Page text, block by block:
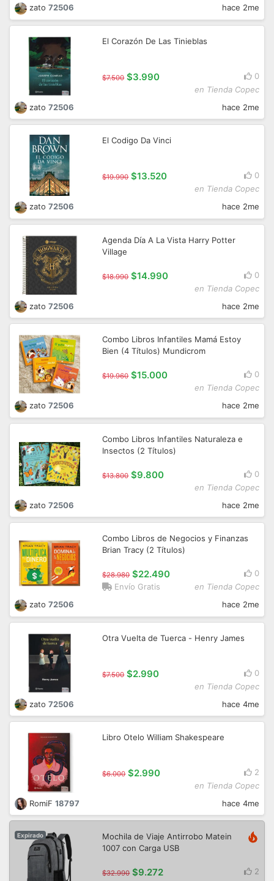
zato 72506 hace 2me
El Corazón De Las Tinieblas
$7.500 $3.990
0
en Tienda Copec
zato 72506 hace 2me
El Codigo Da Vinci
$19.990 $13.520
0
en Tienda Copec
zato 72506 hace 2me
Agenda Día A La Vista Harry Potter
Village
$18.990 $14.990
0
en Tienda Copec
zato 72506 hace 2me
Combo Libros Infantiles Mamá Estoy
Bien (4 Títulos) Mundicrom
$19.960 $15.000
0
en Tienda Copec
zato 72506 hace 2me
Combo Libros Infantiles Naturaleza e
Insectos (2 Títulos)
$13.800 $9.800
0
en Tienda Copec
zato 72506 hace 2me
Combo Libros de Negocios y Finanzas
Brian Tracy (2 Títulos)
$28.980 $22.490
0
Envío Gratis
en Tienda Copec
zato 72506 hace 2me
Otra Vuelta de Tuerca - Henry James
$7.500 $2.990
0
en Tienda Copec
zato 72506 hace 4me
Libro Otelo William Shakespeare
$6.000 $2.990
2
en Tienda Copec
RomiF 18797 hace 4me
Expirado
Mochila de Viaje Antirrobo Matein
1007 con Carga USB
$32.990 $9.272
2